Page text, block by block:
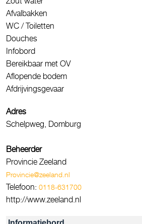
Afvalbakken
WC / Toiletten
Douches
Infobord
Bereikbaar met OV
Aflopende bodem
Afdrijvingsgevaar
Adres
Schelpweg, Domburg
Beheerder
Provincie Zeeland
Provincie@zeeland.nl
Telefoon: 0118-631700
http://www.zeeland.nl